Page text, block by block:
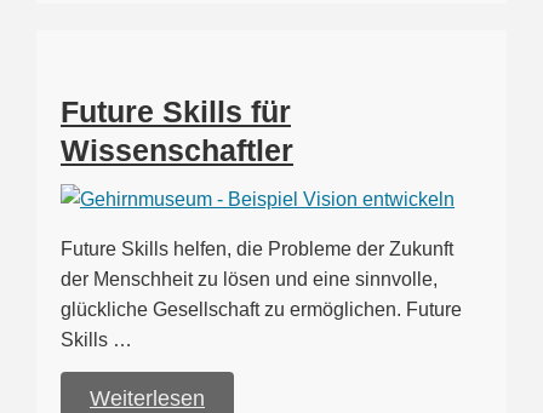
Future Skills für
Wissenschaftler
Future Skills helfen, die Probleme der Zukunft
der Menschheit zu lösen und eine sinnvolle,
glückliche Gesellschaft zu ermöglichen. Future
Skills …
Weiterlesen